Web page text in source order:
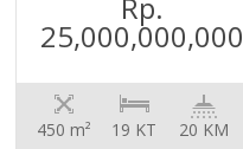
25,000,000,000
450 m² 19 KT 20 KM